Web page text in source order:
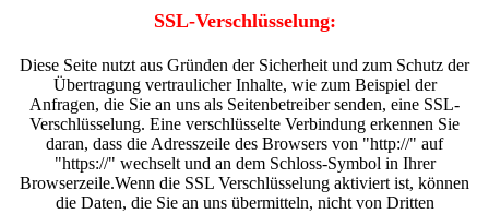
SSL-Verschlüsselung:
Diese Seite nutzt aus Gründen der Sicherheit und zum Schutz der
Übertragung vertraulicher Inhalte, wie zum Beispiel der
Anfragen, die Sie an uns als Seitenbetreiber senden, eine SSL-
Verschlüsselung. Eine verschlüsselte Verbindung erkennen Sie
daran, dass die Adresszeile des Browsers von "http://" auf
"https://" wechselt und an dem Schloss-Symbol in Ihrer
Browserzeile.Wenn die SSL Verschlüsselung aktiviert ist, können
die Daten, die Sie an uns übermitteln, nicht von Dritten